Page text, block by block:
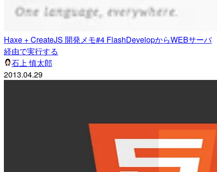
Haxe + CreateJS 開発メモ#4 FlashDevelopからWEBサーバ
経由で実行する
石上 慎太郎
2013.04.29